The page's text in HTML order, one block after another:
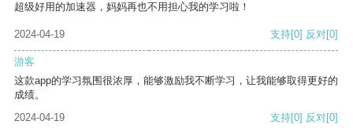
超级好用的加速器，妈妈再也不用担心我的学习啦！
2024-04-19 支持[0] 反对[0]
游客
这款app的学习氛围很浓厚，能够激励我不断学习，让我能够取得更好的
成绩。
2024-04-19
支持[0] 反对[0]